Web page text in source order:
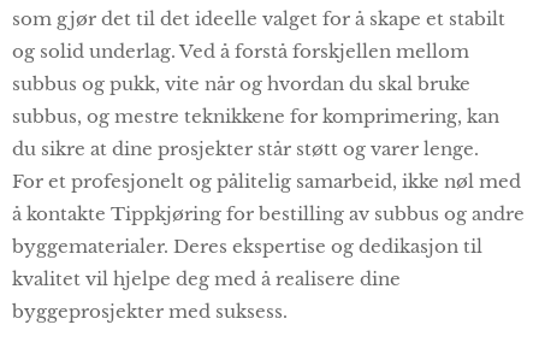
som gjør det til det ideelle valget for å skape et stabilt
og solid underlag. Ved å forstå forskjellen mellom
subbus og pukk, vite når og hvordan du skal bruke
subbus, og mestre teknikkene for komprimering, kan
du sikre at dine prosjekter står støtt og varer lenge.
For et profesjonelt og pålitelig samarbeid, ikke nøl med
å kontakte Tippkjøring for bestilling av subbus og andre
byggematerialer. Deres ekspertise og dedikasjon til
kvalitet vil hjelpe deg med å realisere dine
byggeprosjekter med suksess.